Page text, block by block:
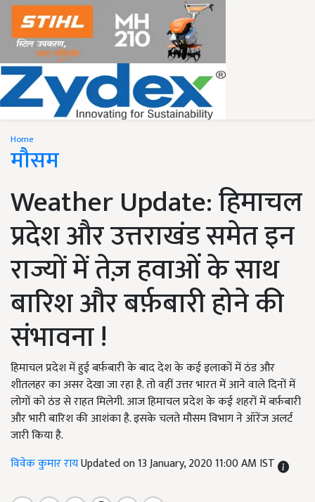
Home
मौसम
Weather Update: हिमाचल
प्रदेश और उत्तराखंड समेत इन
राज्यों में तेज़ हवाओं के साथ
बारिश और बर्फ़बारी होने की
संभावना !
हिमाचल प्रदेश में हुई बर्फ़बारी के बाद देश के कई इलाकों में ठंड और
शीतलहर का असर देखा जा रहा है. तो वहीं उत्तर भारत में आने वाले दिनों में
लोगों को ठंड से राहत मिलेगी. आज हिमाचल प्रदेश के कई शहरों में बर्फ़बारी
और भारी बारिश की आशंका है. इसके चलते मौसम विभाग ने ऑरेंज अलर्ट
जारी किया है.
विवेक कुमार रायUpdated on 13 January, 2020 11:00 AM IST